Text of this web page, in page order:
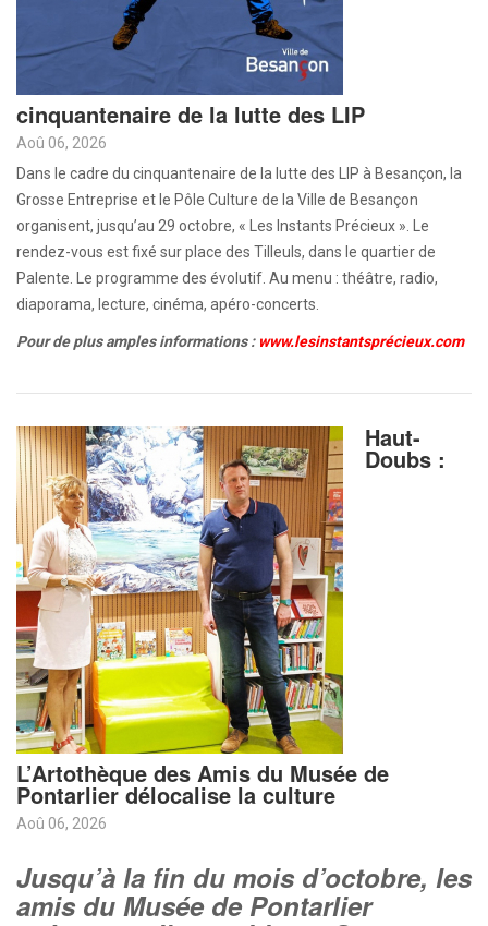
cinquantenaire de la lutte des LIP
Aoû 06, 2026
Dans le cadre du cinquantenaire de la lutte des LIP à Besançon, la
Grosse Entreprise et le Pôle Culture de la Ville de Besançon
organisent, jusqu’au 29 octobre, « Les Instants Précieux ». Le
rendez-vous est fixé sur place des Tilleuls, dans le quartier de
Palente. Le programme des évolutif. Au menu : théâtre, radio,
diaporama, lecture, cinéma, apéro-concerts.
Pour de plus amples informations : www.lesinstantsprécieux.com
Haut-
Doubs :
L’Artothèque des Amis du Musée de
Pontarlier délocalise la culture
Aoû 06, 2026
Jusqu’à la fin du mois d’octobre, les
amis du Musée de Pontarlier